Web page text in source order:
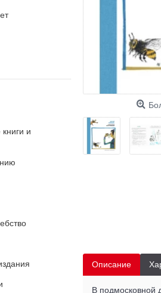
и
Описание
В подмосковной